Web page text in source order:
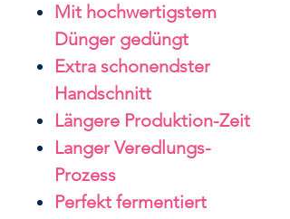
Mit hochwertigstem
Dünger gedüngt
Extra schonendster
Handschnitt
Längere Produktion-Zeit
Langer Veredlungs-
Prozess
Perfekt fermentiert